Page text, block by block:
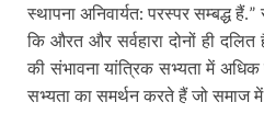
स्थापना अनिवार्यत:परस्पर सम्बद्ध हैं.”
कि औरत और सर्वहारा दोनों ही
की संभावना यांत्रिक सभ्यता में अधिक
सभ्यता का समर्थन करते हैं जो समाज